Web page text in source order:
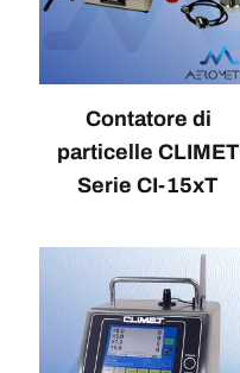
Contatore di
particelle CLIMET
Serie CI-15xT